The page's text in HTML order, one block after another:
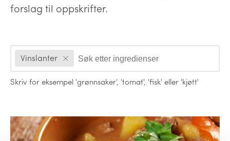
forslag til oppskrifter.
Ingredienser
Vinslanter
Skriv for eksempel 'grønnsaker', 'tomat', 'fisk' eller 'kjøtt'
Oppskrifter